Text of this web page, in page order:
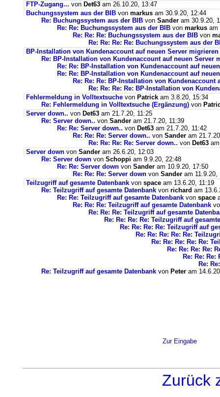
FTP-Zugang... von Det63 am 26.10.20, 13:47
Buchungssystem aus der BIB von markus am 30.9.20, 12:44
Re: Buchungssystem aus der BIB von Sander am 30.9.20,
Re: Re: Buchungssystem aus der BIB von markus am
Re: Re: Re: Buchungssystem aus der BIB von
Re: Re: Re: Re: Buchungssystem aus der
BP-Installation von Kundenaccount auf neuen Server migrieren
Re: BP-Installation von Kundenaccount auf neuen Server
Re: Re: BP-Installation von Kundenaccount auf
Re: Re: BP-Installation von Kundenaccount auf
Re: Re: Re: BP-Installation von Kundenaccount
Re: Re: Re: Re: BP-Installation von
Fehlermeldung in Volltextsuche von Patrick am 3.8.20, 15:34
Re: Fehlermeldung in Volltextsuche (Ergänzung) von
Server down.. von Det63 am 21.7.20, 11:25
Re: Server down.. von Sander am 21.7.20, 11:39
Re: Re: Server down.. von Det63 am 21.7.20, 11:42
Re: Re: Re: Server down.. von Sander am
Re: Re: Re: Re: Server down.. von Det63
Server down von Sander am 26.6.20, 12:03
Re: Server down von Schoppi am 9.9.20, 22:48
Re: Re: Server down von Sander am 10.9.20, 17:50
Re: Re: Re: Server down von Sander am 11.9.20,
Teilzugriff auf gesamte Datenbank von space am 13.6.20, 11:19
Re: Teilzugriff auf gesamte Datenbank von richard am
Re: Re: Teilzugriff auf gesamte Datenbank von space
Re: Re: Re: Teilzugriff auf gesamte Datenbank
Re: Re: Re: Teilzugriff auf gesamte
Re: Re: Re: Re: Teilzugriff auf
Re: Re: Re: Re: Teilzugriff auf
Re: Re: Re: Re: Re:
Re: Re: Re: Re: Re:
Re: Re: Re: Re:
Re: Re: Re:
Re:
Re: Teilzugriff auf gesamte Datenbank von Peter am
Zur Eingabe
Zurück